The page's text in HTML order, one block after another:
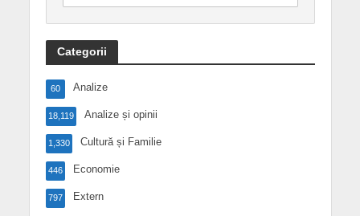
Categorii
Analize
60
Analize și opinii
18,119
Cultură și Familie
1,330
Economie
446
Extern
797